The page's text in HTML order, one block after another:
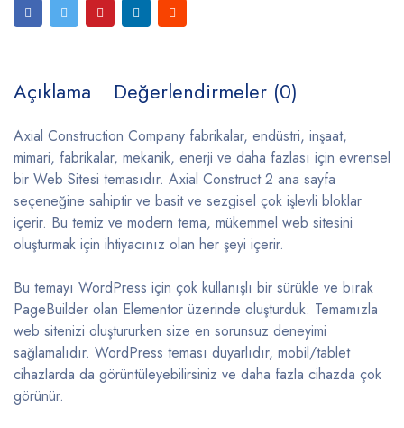
Açıklama Değerlendirmeler (0)
Axial Construction Company fabrikalar, endüstri, inşaat,
mimari, fabrikalar, mekanik, enerji ve daha fazlası için evrensel
bir Web Sitesi temasıdır. Axial Construct 2 ana sayfa
seçeneğine sahiptir ve basit ve sezgisel çok işlevli bloklar
içerir. Bu temiz ve modern tema, mükemmel web sitesini
oluşturmak için ihtiyacınız olan her şeyi içerir.
Bu temayı WordPress için çok kullanışlı bir sürükle ve bırak
PageBuilder olan Elementor üzerinde oluşturduk. Temamızla
web sitenizi oluştururken size en sorunsuz deneyimi
sağlamalıdır. WordPress teması duyarlıdır, mobil/tablet
cihazlarda da görüntüleyebilirsiniz ve daha fazla cihazda çok
görünür.